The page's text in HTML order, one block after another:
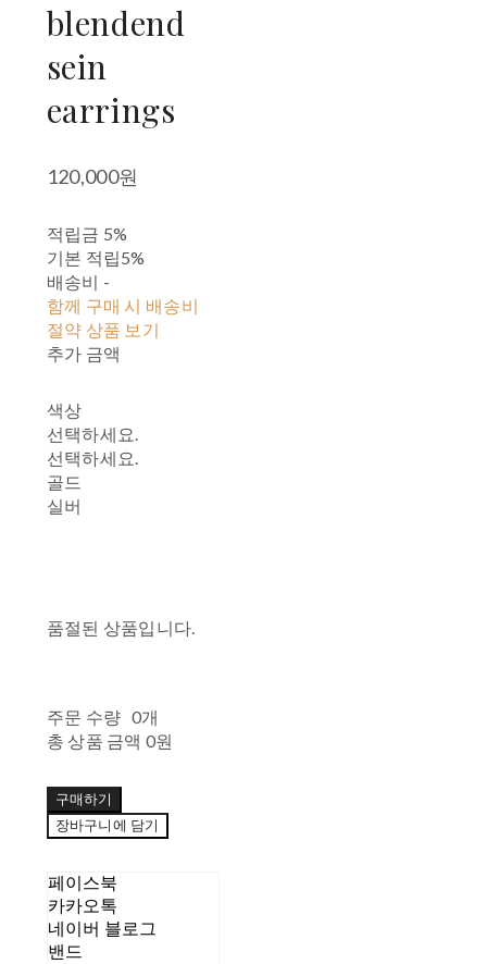
blendend
sein
earrings
120,000원
적립금 5%
기본 적립5%
배송비 -
함께 구매 시 배송비
절약 상품 보기
추가 금액
색상
선택하세요.
선택하세요.
골드
실버
품절된 상품입니다.
주문 수량 0개
총 상품 금액 0원
구매하기
장바구니에 담기
페이스북
카카오톡
네이버 블로그
밴드